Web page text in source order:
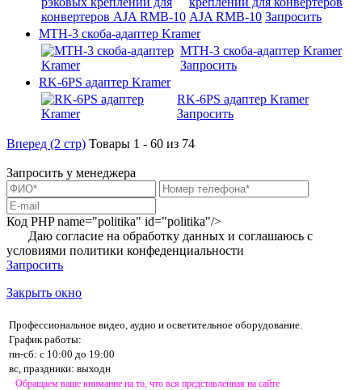
AJA RMB-10 Запросить
MTH-3 скоба-адаптер Kramer
MTH-3 скоба-адаптер Kramer
Запросить
RK-6PS адаптер Kramer
RK-6PS адаптер Kramer
Запросить
Вперед (2 стр) Товары 1 - 60 из 74
Запросить у менеджера
Код PHPname="politika" id="politika"/>
Даю согласие на обработку данных и соглашаюсь с
условиями политики конфеденциальности
Запросить
Закрыть окно
Профессиональное видео, аудио и осветительное оборудование.
График работы:
пн-сб: с 10:00 до 19:00
вс, праздники: выходн
Обращаем ваше внимание на то, что вся представленная на сайте